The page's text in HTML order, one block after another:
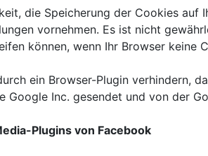
die Speicherung der Cookies auf
vornehmen. Es ist nicht
können, wenn Ihr Browser keine
ein Browser-Plugin verhindern,
Google Inc. gesendet und von der
Plugins von Facebook